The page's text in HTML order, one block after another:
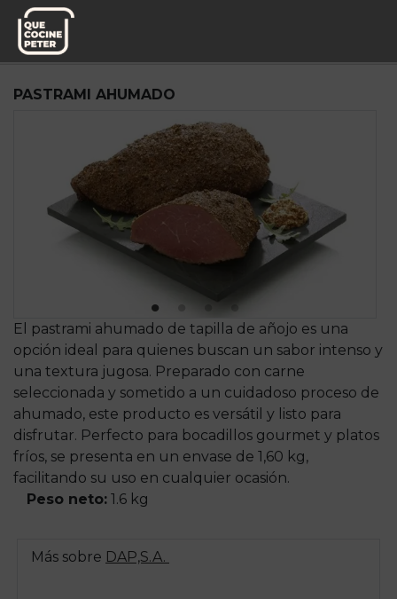
Pedido semanal
PASTRAMI AHUMADO
El pastrami ahumado de tapilla de añojo es una
opción ideal para quienes buscan un sabor intenso y
una textura jugosa. Preparado con carne
seleccionada y sometido a un cuidadoso proceso de
ahumado, este producto es versátil y listo para
disfrutar. Perfecto para bocadillos gourmet y platos
fríos, se presenta en un envase de 1,60 kg,
facilitando su uso en cualquier ocasión.
Peso neto: 1.6 kg
Más sobre DAP,S.A.